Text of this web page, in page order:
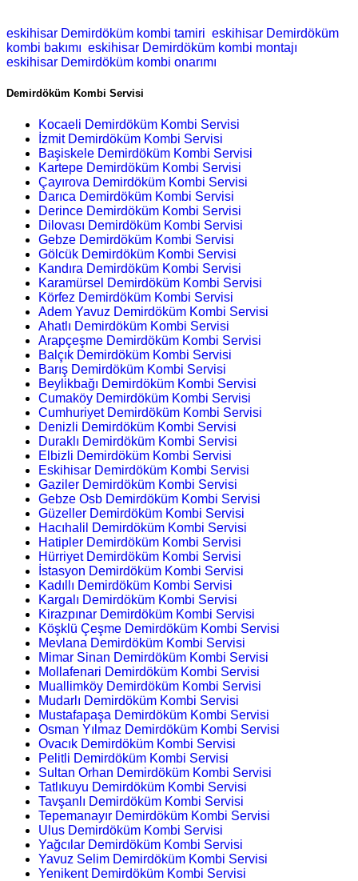
eskihisar Demirdöküm kombi tamiri eskihisar Demirdöküm
kombi bakımı eskihisar Demirdöküm kombi montajı
eskihisar Demirdöküm kombi onarımı
Demirdöküm Kombi Servisi
Kocaeli Demirdöküm Kombi Servisi
İzmit Demirdöküm Kombi Servisi
Başiskele Demirdöküm Kombi Servisi
Kartepe Demirdöküm Kombi Servisi
Çayırova Demirdöküm Kombi Servisi
Darıca Demirdöküm Kombi Servisi
Derince Demirdöküm Kombi Servisi
Dilovası Demirdöküm Kombi Servisi
Gebze Demirdöküm Kombi Servisi
Gölcük Demirdöküm Kombi Servisi
Kandıra Demirdöküm Kombi Servisi
Karamürsel Demirdöküm Kombi Servisi
Körfez Demirdöküm Kombi Servisi
Adem Yavuz Demirdöküm Kombi Servisi
Ahatlı Demirdöküm Kombi Servisi
Arapçeşme Demirdöküm Kombi Servisi
Balçık Demirdöküm Kombi Servisi
Barış Demirdöküm Kombi Servisi
Beylikbağı Demirdöküm Kombi Servisi
Cumaköy Demirdöküm Kombi Servisi
Cumhuriyet Demirdöküm Kombi Servisi
Denizli Demirdöküm Kombi Servisi
Duraklı Demirdöküm Kombi Servisi
Elbizli Demirdöküm Kombi Servisi
Eskihisar Demirdöküm Kombi Servisi
Gaziler Demirdöküm Kombi Servisi
Gebze Osb Demirdöküm Kombi Servisi
Güzeller Demirdöküm Kombi Servisi
Hacıhalil Demirdöküm Kombi Servisi
Hatipler Demirdöküm Kombi Servisi
Hürriyet Demirdöküm Kombi Servisi
İstasyon Demirdöküm Kombi Servisi
Kadıllı Demirdöküm Kombi Servisi
Kargalı Demirdöküm Kombi Servisi
Kirazpınar Demirdöküm Kombi Servisi
Köşklü Çeşme Demirdöküm Kombi Servisi
Mevlana Demirdöküm Kombi Servisi
Mimar Sinan Demirdöküm Kombi Servisi
Mollafenari Demirdöküm Kombi Servisi
Muallimköy Demirdöküm Kombi Servisi
Mudarlı Demirdöküm Kombi Servisi
Mustafapaşa Demirdöküm Kombi Servisi
Osman Yılmaz Demirdöküm Kombi Servisi
Ovacık Demirdöküm Kombi Servisi
Pelitli Demirdöküm Kombi Servisi
Sultan Orhan Demirdöküm Kombi Servisi
Tatlıkuyu Demirdöküm Kombi Servisi
Tavşanlı Demirdöküm Kombi Servisi
Tepemanayır Demirdöküm Kombi Servisi
Ulus Demirdöküm Kombi Servisi
Yağcılar Demirdöküm Kombi Servisi
Yavuz Selim Demirdöküm Kombi Servisi
Yenikent Demirdöküm Kombi Servisi